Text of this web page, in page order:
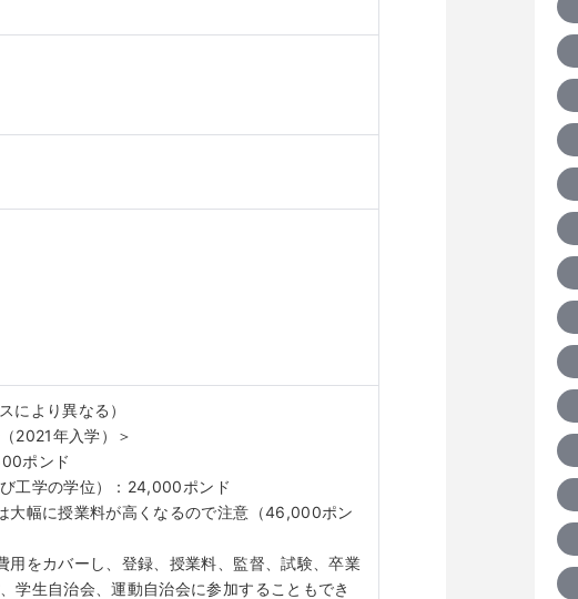
により異なる）
2021年入学）＞
ポンド
工学の学位）：24,000ポンド
大幅に授業料が高くなるので注意（46,000ポン
用をカバーし、登録、授業料、監督、試験、卒業
学生自治会、運動自治会に参加することもでき